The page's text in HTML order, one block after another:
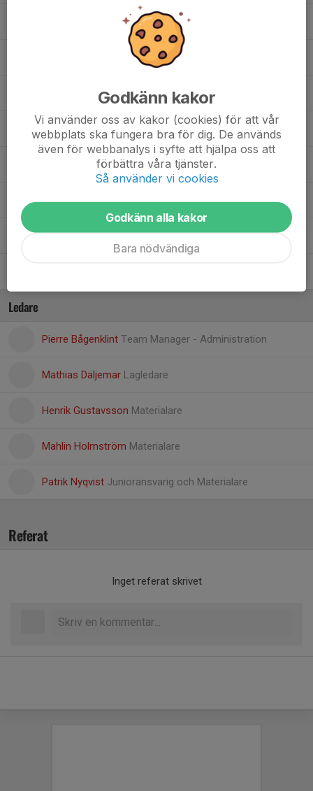
31. Edwin Hennings
55. Herman Eriksson
68. Lukas Nilsson
91. Anton Nyqvist
92. Arvid Lundell
95. Theo Cannervik
Filip Jacobsson
Ledare
Pierre Bågenklint Team Manager - Administration
Mathias Däljemar Lagledare
Henrik Gustavsson Materialare
Mahlin Holmström Materialare
Patrik Nyqvist Junioransvarig och Materialare
Referat
Inget referat skrivet
Godkänn kakor
Vi använder oss av kakor (cookies) för att vår
webbplats ska fungera bra för dig. De används
även för webbanalys i syfte att hjälpa oss att
förbättra våra tjänster.
Så använder vi cookies
Godkänn alla kakor
Bara nödvändiga